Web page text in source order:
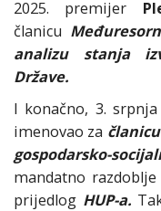
2025. premijer
članicu
analizu stanja
Države.
I konačno, 3.
imenovao za
gospodarsko-
mandatno
prijedlog HUP-a.